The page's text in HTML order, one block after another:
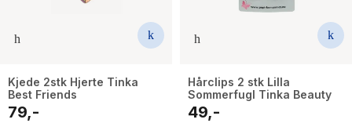
Kjede 2stk Hjerte Tinka
Best Friends
79,-
Hårclips 2 stk Lilla
Sommerfugl Tinka Beauty
49,-